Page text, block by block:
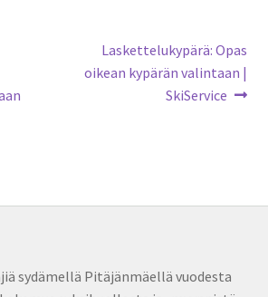
Next
post:
Laskettelukypärä: Opas
oikean kypärän valintaan |
SkiService
sydämellä Pitäjänmäellä vuodesta